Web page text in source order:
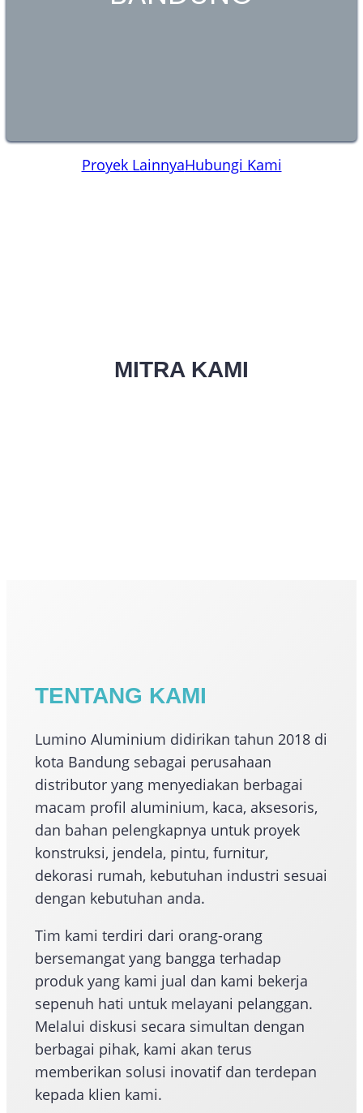
Proyek LainnyaHubungi Kami
MITRA KAMI
TENTANG KAMI
Lumino Aluminium didirikan tahun 2018 di
kota Bandung sebagai perusahaan
distributor yang menyediakan berbagai
macam profil aluminium, kaca, aksesoris,
dan bahan pelengkapnya untuk proyek
konstruksi, jendela, pintu, furnitur,
dekorasi rumah, kebutuhan industri sesuai
dengan kebutuhan anda.
Tim kami terdiri dari orang-orang
bersemangat yang bangga terhadap
produk yang kami jual dan kami bekerja
sepenuh hati untuk melayani pelanggan.
Melalui diskusi secara simultan dengan
berbagai pihak, kami akan terus
memberikan solusi inovatif dan terdepan
kepada klien kami.